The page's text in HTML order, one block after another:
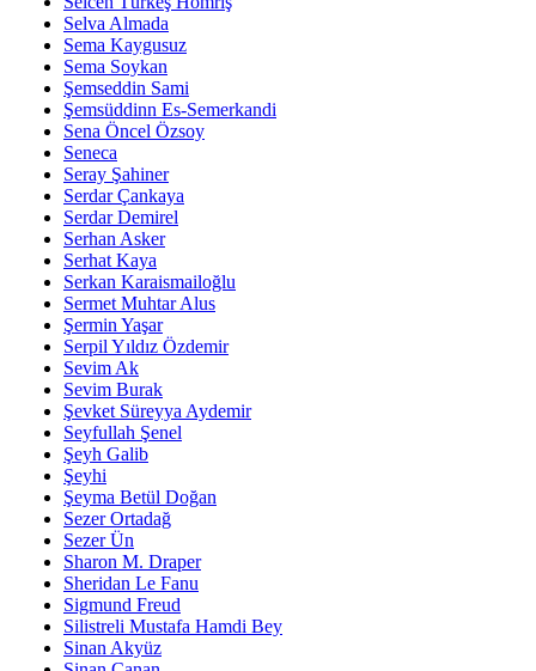
Selva Almada
Sema Kaygusuz
Sema Soykan
Şemseddin Sami
Şemsüddinn Es-Semerkandi
Sena Öncel Özsoy
Seneca
Seray Şahiner
Serdar Çankaya
Serdar Demirel
Serhan Asker
Serhat Kaya
Serkan Karaismailoğlu
Sermet Muhtar Alus
Şermin Yaşar
Serpil Yıldız Özdemir
Sevim Ak
Sevim Burak
Şevket Süreyya Aydemir
Seyfullah Şenel
Şeyh Galib
Şeyhi
Şeyma Betül Doğan
Sezer Ortadağ
Sezer Ün
Sharon M. Draper
Sheridan Le Fanu
Sigmund Freud
Silistreli Mustafa Hamdi Bey
Sinan Akyüz